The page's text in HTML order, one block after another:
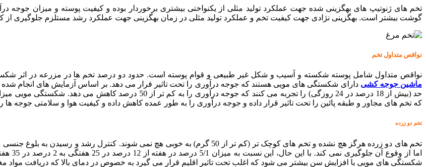
تخم های ژنوتیپ های بهگزینی شده جهت عملکرد تولید مثلی از یکنواختی بیشتری برخوردار بوده و کیفیت پوسته و میزان
گوشت بیشتر است. بهگزینی نژادی جهت کیفیت تخم و عملکرد تولید مثلی در زمان بهگزینی جهت عملکرد رشد مستلزم جلوگیری
نواقص متداول تخم
نواقص متداول شامل پوسته شکسته و آسیب و شکل غیر طبیعی و قوام پوسته است. حدود دو درصد تخم ها در مزرعه در اثر شکستگی حذف می شوند اما
ماشین جوجه کشی دارای شکستگی های مویی هستند که جوجه درآوری را تحت تاثیر قرار می دهد. بر اساس آزمایش های انجام
حد (بیش از 18 درصد در 24 روزگی) را تجربه می کنند که جوجه درآوری
که تخم های مجاور و طبقه پائین را تحت تاثیر قرار داده و جوجه درآوری را به طور عمده کاهش داده و کیفیت هوا و سلامتی جوجه ها
تخم دو زرده
اما
شکستگی های مویی با افزایش سن بیشتر می شود که اغلب تحت تاثیر اقلیم قرار می گیرد به خصوص در دمای بالا که دریافت مواد